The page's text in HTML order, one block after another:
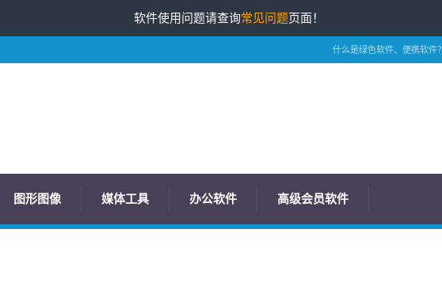
什么是绿色软件、便携软件？
图形图像 媒体工具 办公软件 高级会员软件
软件使用问题请查询常见问题页面！